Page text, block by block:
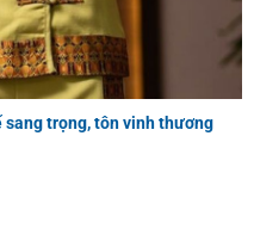
sang trọng, tôn vinh thương